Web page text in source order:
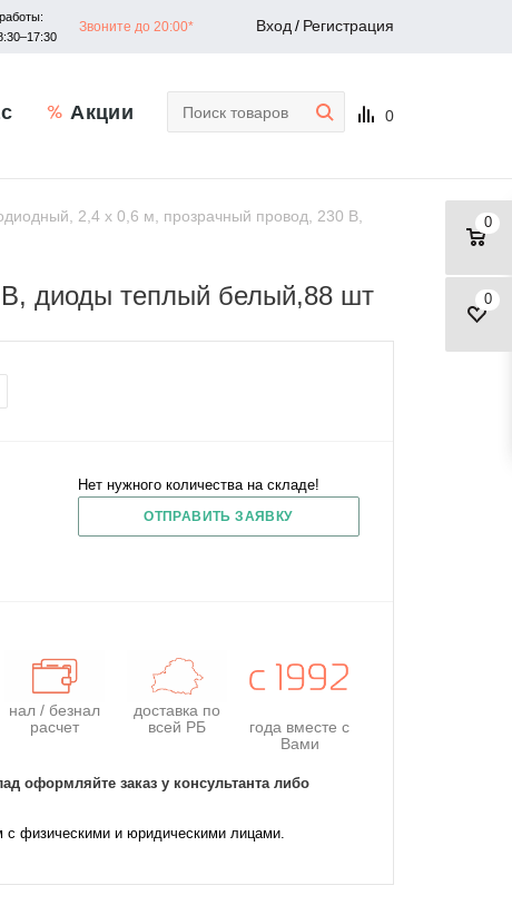
Звоните до 20:00* Вход / Регистрация
Акции 0
0
0
2,4 х 0,6 м, прозрачный провод, 230 В,
В, диоды теплый белый,88 шт
Нет нужного количества на складе!
ОТПРАВИТЬ ЗАЯВКУ
нал / безнал
расчет
доставка по
всей РБ
года вместе с
Вами
оформляйте заказ у консультанта либо
физическими и юридическими лицами.